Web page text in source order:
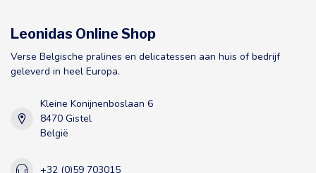
Leonidas Online Shop
Verse Belgische pralines en delicatessen aan huis of bedrijf
geleverd in heel Europa.
Kleine Konijnenboslaan 6
8470 Gistel
België
+32 (0)59 703015